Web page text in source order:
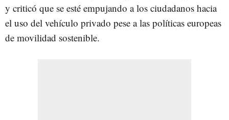
y criticó que se esté empujando a los ciudadanos hacia
el uso del vehículo privado pese a las políticas europeas
de movilidad sostenible.